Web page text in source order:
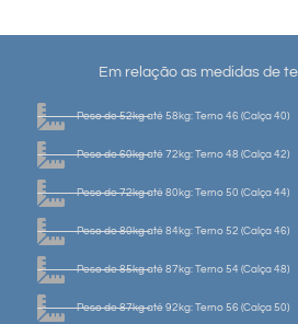
Em relação as medidas de
Peso de 52kg até 58kg: Terno 46 (Calça 40)
Peso de 60kg até 72kg: Terno 48 (Calça 42)
Peso de 72kg até 80kg: Terno 50 (Calça 44)
Peso de 80kg até 84kg: Terno 52 (Calça 46)
Peso de 85kg até 87kg: Terno 54 (Calça 48)
Peso de 87kg até 92kg: Terno 56 (Calça 50)